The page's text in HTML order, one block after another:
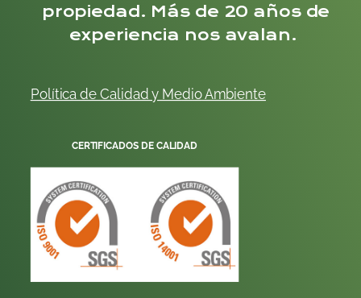
propiedad. Más de 20 años de
experiencia nos avalan.
Política de Calidad y MedioAmbiente
CERTIFICADOS DE CALIDAD